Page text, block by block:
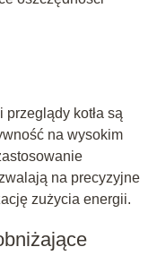
kotła są
na wysokim
na precyzyjne
zużycia energii.